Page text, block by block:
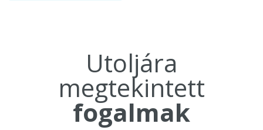
Utoljára
megtekintett
fogalmak